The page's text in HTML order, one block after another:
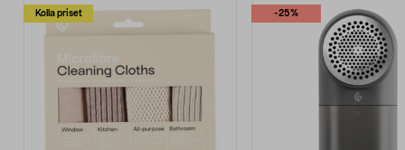
Kolla priset -25%